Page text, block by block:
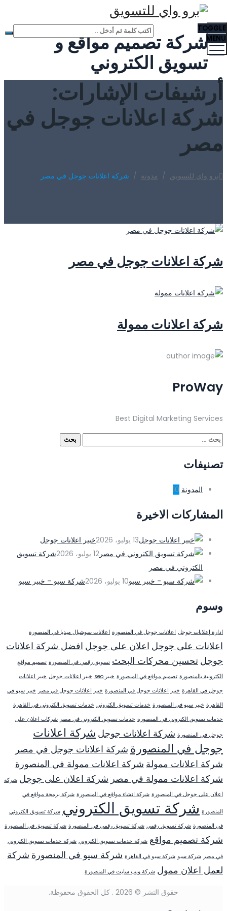
شركة تصميم مواقع و
تسويق الكتروني
TOGGLE
MENU
أرشيفات الإشارات:
شركة اعلانات جوجل في
مصر
برو واي للتسويق / مدونة / شركة اعلانات جوجل في مصر
شركة اعلانات جوجل في مصر
شركة اعلانات ممولة
ProWay
Best Digital Marketing Services
تصنيفات
المدونة 10
المشاركات الاخيرة
13 يوليو، 2026
خبير اعلانات جوجل
12 يوليو، 2026
شركة تسويق
الكتروني في مصر
10 يوليو، 2026
شركة سيو – خبير سيو
وسوم
ادارة إعلانات جوجل اعلانات جوجل في المنصورة اعلانات سوشيال ميديا في المنصورة
اعلانات على جوجل اعلان على جوجل افضل شركة اعلانات
جوجل تحسين محركات البحث تسويق رقمي في المنصورة تصميم مواقع
الكترونية بالمنصورة تصميم مواقع في المنصورة خبير seo خبير اعلانات جوجل خبير اعلانات
جوجل في القاهرة خبير اعلانات جوجل في المنصورة خبير اعلانات جوجل في مصر خبير سيو في
القاهرة خبير سيو في المنصورة خدمات تسويق الكتروني خدمات تسويق الكتروني في القاهرة
خدمات تسويق الكتروني في المنصورة خدمات تسويق الكتروني في مصر شركات اعلان على
جوجل في المنصورة شركة اعلانات جوجل شركة اعلانات
جوجل في المنصورة شركة اعلانات جوجل في مصر
شركة اعلانات ممولة شركة اعلانات ممولة في المنصورة
شركة اعلانات ممولة في مصر شركة اعلان على جوجل شركة
اعلان على جوجل في المنصورة شركة انشاء مواقع في المنصورة شركة برمجة مواقع في
المنصورة شركة تسويق الكتروني شركة تسويق الكتروني
في المنصورة شركة تسويق رقمي شركة تسويق رقمي في المنصورة شركة تسويق في المنصورة
شركة تصميم مواقع شركة خدمات تسويق الكتروني شركة خدمات تسويق الكتروني
في مصر شركة سيو شركة سيو في القاهرة شركة سيو في المنصورة شركة
لعمل اعلان ممول شركة ويب سايت في المنصورة
حقوق النشر © 2026 . كل الحقوق محفوظة.